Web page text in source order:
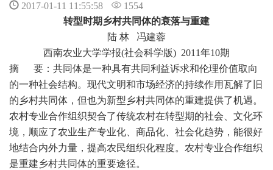
2017-01-11 11:55:58
1554
转型时期乡村共同体的衰落与重建
陆 林
冯建蓉
西南农业大学学报(社会科学版) 2011年10期
摘 要：共同体是一种具有共同利益诉求和伦理价值取向
的一种社会结构。现代文明和市场经济的持续作用瓦解了旧
的乡村共同体，但也为新型乡村共同体的重建提供了机遇。
农村专业合作组织契合了传统农村在转型期的社会、文化环
境，顺应了农业生产专业化、商品化、社会化趋势，能很好
地结合内外力量，提高农民组织化程度。农村专业合作组织
是重建乡村共同体的重要途径。